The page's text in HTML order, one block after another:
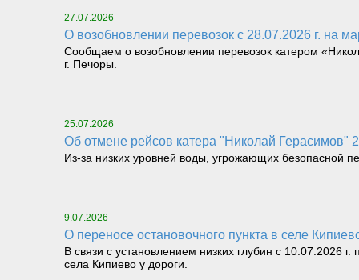
27.07.2026
О возобновлении перевозок с 28.07.2026 г. на
Сообщаем о возобновлении перевозок катером
г. Печоры.
25.07.2026
Об отмене рейсов катера "Николай Герасимов"
Из-за низких уровней воды, угрожающих безопасной
9.07.2026
О переносе остановочного пункта в селе
В связи с установлением низких глубин с 10.07.2026
села Кипиево у дороги.